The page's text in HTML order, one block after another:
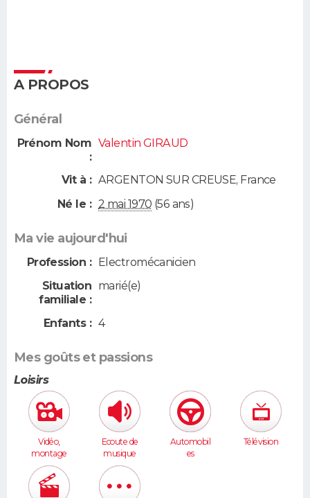
A PROPOS
Général
Prénom Nom
:
Valentin GIRAUD
Vit à : ARGENTON SUR CREUSE, France
Né le : 2 mai 1970 (56 ans)
Ma vie aujourd'hui
Profession : Electromécanicien
Situation
familiale :
marié(e)
Enfants : 4
Mes goûts et passions
Loisirs
Vidéo,
montage
Ecoute de
musique
Automobil
es
Télévision